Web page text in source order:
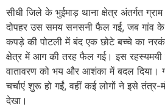
सीधी जिले के भुईमाड़ थाना क्षेत्र अंतर्गत
दोपहर उस समय सनसनी फैल गई, जब गांव
कपड़े की पोटली में बंद एक छोटे बच्चे का
क्षेत्र में आग की तरह फैल गई। इस रहस्यमयी
वातावरण को भय और आशंका में बदल दिया।
चर्चाएं शुरू हो गईं, वहीं कई लोगों ने इसे
देखा।